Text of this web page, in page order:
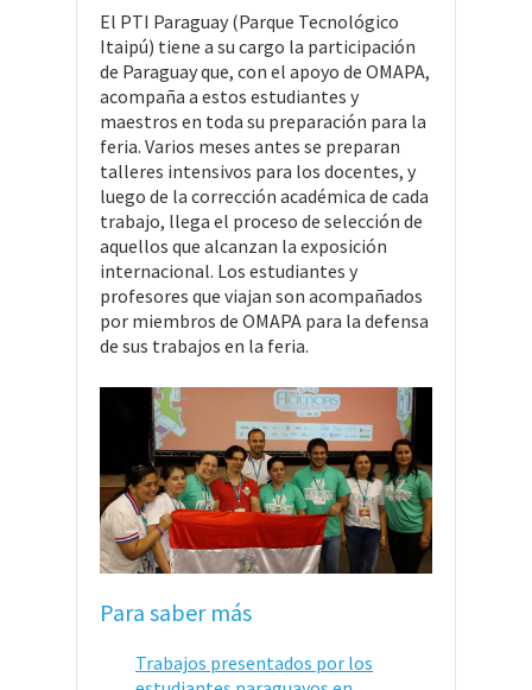
El PTI Paraguay (Parque Tecnológico
Itaipú) tiene a su cargo la participación
de Paraguay que, con el apoyo de OMAPA,
acompaña a estos estudiantes y
maestros en toda su preparación para la
feria. Varios meses antes se preparan
talleres intensivos para los docentes, y
luego de la corrección académica de cada
trabajo, llega el proceso de selección de
aquellos que alcanzan la exposición
internacional. Los estudiantes y
profesores que viajan son acompañados
por miembros de OMAPA para la defensa
de sus trabajos en la feria.
Para saber más
Trabajos presentados por los